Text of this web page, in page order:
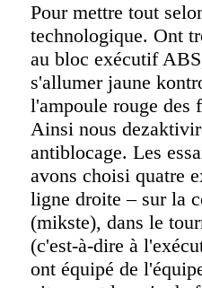
Pour mettre tout
technologique. Ont
au bloc exécutif
s'allumer jaune
l'ampoule rouge des
Ainsi nous
antiblocage. Les
avons choisi quatre
ligne droite – sur la
(mikste), dans le
(c'est-à-dire à
ont équipé de